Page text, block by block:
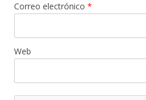
Correo electrónico *
Web